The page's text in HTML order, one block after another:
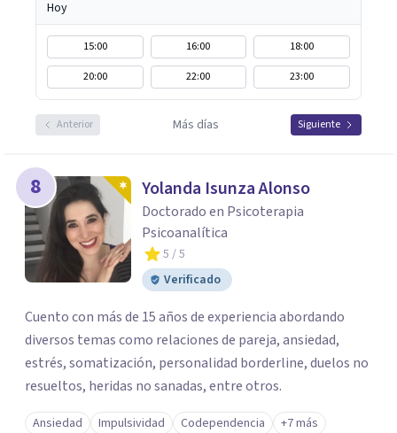
Hoy
15:00 16:00
18:00
20:00
22:00 23:00
Anterior Más días Siguiente
8 Yolanda Isunza Alonso
Doctorado en Psicoterapia
Psicoanalítica
5 / 5
Verificado
Cuento con más de 15 años de experiencia abordando
diversos temas como relaciones de pareja, ansiedad,
estrés, somatización, personalidad borderline, duelos no
resueltos, heridas no sanadas, entre otros.
Ansiedad Impulsividad Codependencia +7 más